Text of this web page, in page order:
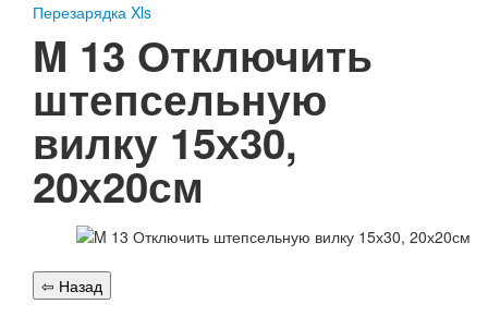
Перезарядка ОВП
Доставка
Оплата
Гарантии
О нас
Публичная оферта
Вопрос-Ответ
Перезарядка Xls
M 13 Отключить
штепсельную
вилку 15х30,
20х20см